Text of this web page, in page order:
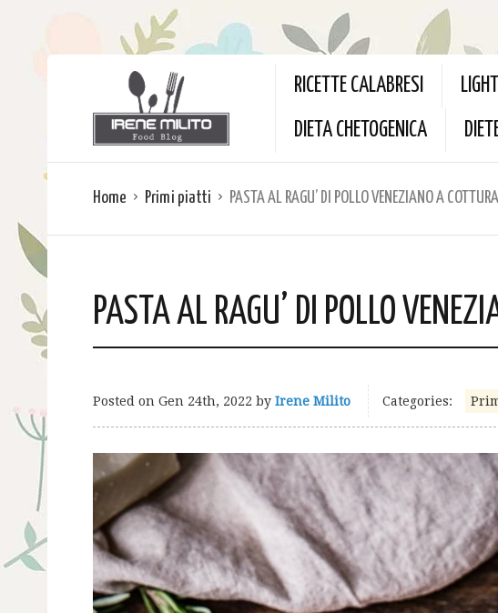
RICETTE CALABRESI LIGHT
DIETA CHETOGENICA
Home Primi piatti PASTA AL RAGU’ DI POLLO VENEZIANO A
PASTA AL RAGU’ DI POLLO
Posted on Gen 24th, 2022 by Irene Milito Categories: